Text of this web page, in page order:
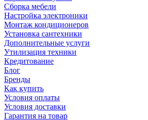
Сборка мебели
Настройка электроники
Монтаж кондиционеров
Установка сантехники
Дополнительные услуги
Утилизация техники
Кредитование
Блог
Бренды
Как купить
Условия оплаты
Условия доставки
Гарантия на товар